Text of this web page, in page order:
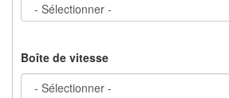
Boîte de vitesse